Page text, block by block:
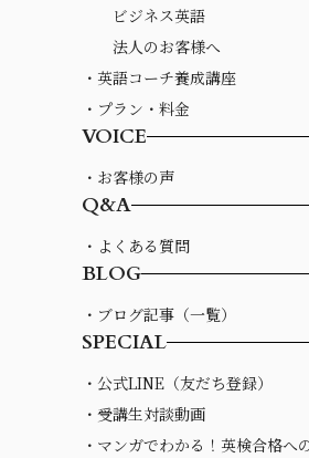
ビジネス英語
法人のお客様へ
・英語コーチ養成講座
・プラン・料金
VOICE
・お客様の声
Q&A
・よくある質問
BLOG
・ブログ記事（一覧）
SPECIAL
・公式LINE（友だち登録）
・受講生対談動画
・マンガでわかる！英検合格へ